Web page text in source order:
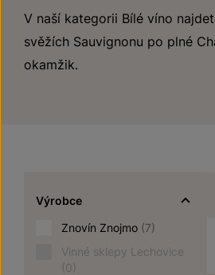
V naší kategorii Bílé víno
svěžích Sauvignonu po plné
okamžik.
Výrobce
Znovín Znojmo (7)
Vinné sklepy Lechovice
(0)